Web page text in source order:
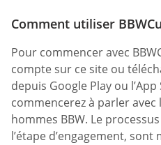
Comment utiliser
Pour commencer avec
compte sur ce site ou
depuis Google Play ou
commencerez à parler
hommes BBW. Le
l’étape d’engagement,